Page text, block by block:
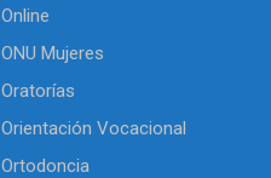
Online
ONU Mujeres
Oratorías
Orientación Vocacional
Ortodoncia